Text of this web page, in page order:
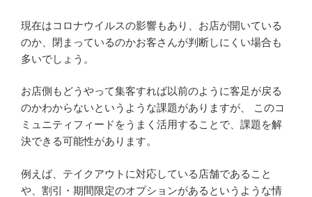
現在はコロナウイルスの影響もあり、お店が開いている
のか、閉まっているのかお客さんが判断しにくい場合も
多いでしょう。
お店側もどうやって集客すれば以前のように客足が戻る
のかわからないというような課題がありますが、 このコ
ミュニティフィードをうまく活用することで、課題を解
決できる可能性があります。
例えば、テイクアウトに対応している店舗であること
や、割引・期間限定のオプションがあるというような情